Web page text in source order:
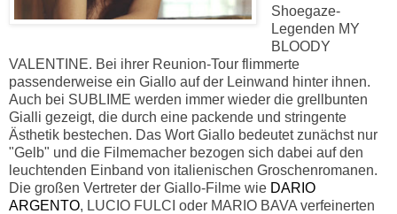
Shoegaze-
Legenden MY
BLOODY
VALENTINE. Bei ihrer Reunion-Tour flimmerte
passenderweise ein Giallo auf der Leinwand hinter ihnen.
Auch bei SUBLIME werden immer wieder die grellbunten
Gialli gezeigt, die durch eine packende und stringente
Ästhetik bestechen. Das Wort Giallo bedeutet zunächst nur
"Gelb" und die Filmemacher bezogen sich dabei auf den
leuchtenden Einband von italienischen Groschenromanen.
Die großen Vertreter der Giallo-Filme wie DARIO
ARGENTO, LUCIO FULCI oder MARIO BAVA verfeinerten